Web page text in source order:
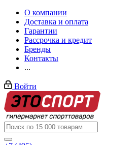
О компании
Доставка и оплата
Гарантии
Рассрочка и кредит
Бренды
Контакты
...
Войти